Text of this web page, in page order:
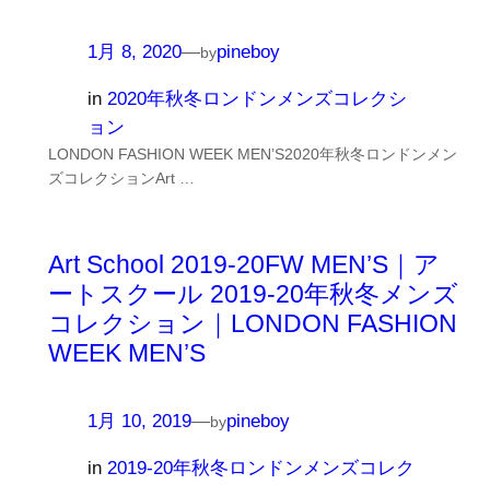
1月 8, 2020—bypineboy
in 2020年秋冬ロンドンメンズコレクシ
ョン
LONDON FASHION WEEK MEN’S2020年秋冬ロンドンメン
ズコレクションArt …
Art School 2019-20FW MEN’S｜ア
ートスクール 2019-20年秋冬メンズ
コレクション｜LONDON FASHION
WEEK MEN’S
1月 10, 2019—bypineboy
in 2019-20年秋冬ロンドンメンズコレク